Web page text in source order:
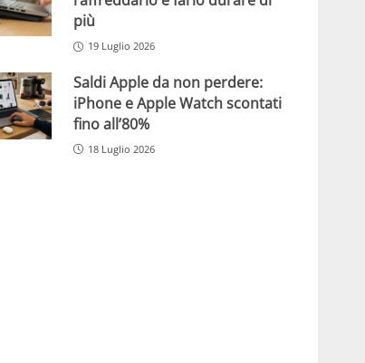
più
19 Luglio 2026
Saldi Apple da non perdere:
iPhone e Apple Watch scontati
fino all’80%
18 Luglio 2026